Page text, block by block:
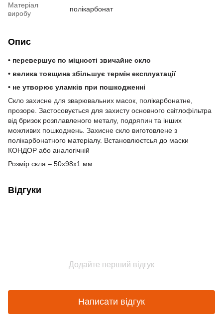
Матеріал
виробу
полікарбонат
Опис
• перевершує по міцності звичайне скло
• велика товщина збільшує термін експлуатації
• не утворює уламків при пошкодженні
Скло захисне для зварювальних масок, полікарбонатне,
прозоре. Застосовується для захисту основного світлофільтра
від бризок розплавленого металу, подряпин та інших
можливих пошкоджень. Захисне скло виготовлене з
полікарбонатного матеріалу. Встановлюєтсья до маски
КОНДОР або аналогічній
Розмір скла – 50х98х1 мм
Відгуки
Додайте перший відгук
Написати відгук